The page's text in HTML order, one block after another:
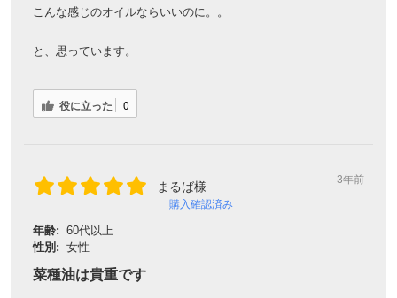
こんな感じのオイルならいいのに。。
と、思っています。
役に立った 0
まるば様
購入確認済み
3年前
年齢: 60代以上
性別: 女性
菜種油は貴重です